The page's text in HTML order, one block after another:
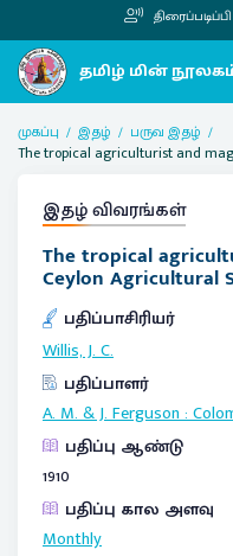
திரைப்படிப்பி
முகப்பு இதழ்
பருவ இதழ்
The tropical agriculturist and
இதழ் விவரங்கள்
The tropical
Ceylon Agricultural
பதிப்பாசிரியர்
Willis, J. C.
பதிப்பாளர்
A. M. & J. Ferguson:
பதிப்பு ஆண்டு
1910
பதிப்பு கால அளவு
Monthly